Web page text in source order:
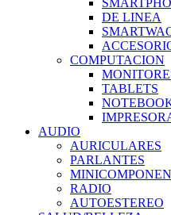
DE LINEA
COMPUTACION
TABLETS
AUDIO
AURICULARES
PARLANTES
RADIO
AUTOESTEREO